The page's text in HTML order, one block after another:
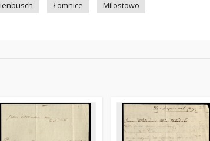
Łomnice Milostowo